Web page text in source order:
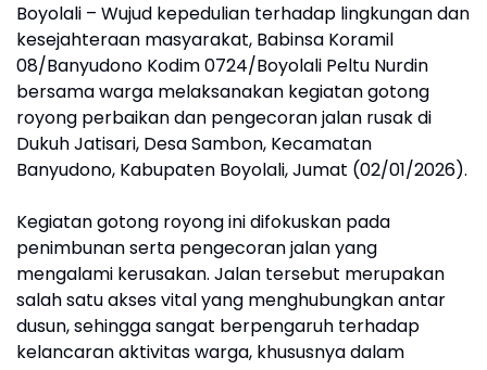
Boyolali – Wujud kepedulian terhadap lingkungan dan
kesejahteraan masyarakat, Babinsa Koramil
08/Banyudono Kodim 0724/Boyolali Peltu Nurdin
bersama warga melaksanakan kegiatan gotong
royong perbaikan dan pengecoran jalan rusak di
Dukuh Jatisari, Desa Sambon, Kecamatan
Banyudono, Kabupaten Boyolali, Jumat (02/01/2026).
Kegiatan gotong royong ini difokuskan pada
penimbunan serta pengecoran jalan yang
mengalami kerusakan. Jalan tersebut merupakan
salah satu akses vital yang menghubungkan antar
dusun, sehingga sangat berpengaruh terhadap
kelancaran aktivitas warga, khususnya dalam